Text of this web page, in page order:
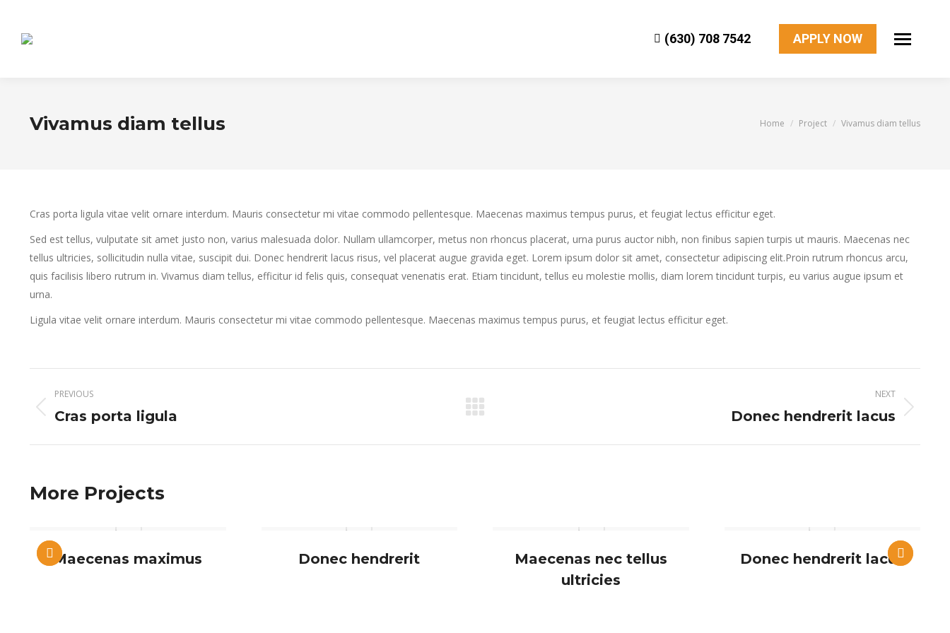
(630) 708 7542 APPLY NOW
Vivamus diam tellus You are here:
Home Project Vivamus diam tellus
Cras porta ligula vitae velit ornare interdum. Mauris consectetur mi vitae commodo pellentesque. Maecenas maximus tempus purus, et feugiat lectus efficitur eget.
Sed est tellus, vulputate sit amet justo non, varius malesuada dolor. Nullam ullamcorper, metus non rhoncus placerat, urna purus auctor nibh, non finibus sapien turpis ut mauris. Maecenas nec
tellus ultricies, sollicitudin nulla vitae, suscipit dui. Donec hendrerit lacus risus, vel placerat augue gravida eget. Lorem ipsum dolor sit amet, consectetur adipiscing elit.Proin rutrum rhoncus arcu,
quis facilisis libero rutrum in. Vivamus diam tellus, efficitur id felis quis, consequat venenatis erat. Etiam tincidunt, tellus eu molestie mollis, diam lorem tincidunt turpis, eu varius augue ipsum et
urna.
Ligula vitae velit ornare interdum. Mauris consectetur mi vitae commodo pellentesque. Maecenas maximus tempus purus, et feugiat lectus efficitur eget.
navigation
PREVIOUS
Previous
Cras porta ligula
NEXT
Donec hendrerit lacus
More Projects
Maecenas maximus Donec hendrerit
Maecenas nec tellus
ultricies
Donec hendrerit lacus